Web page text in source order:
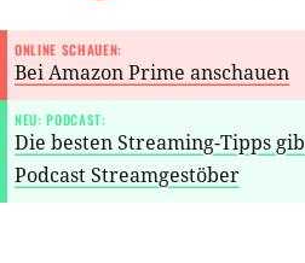
ONLINE SCHAUEN:
Bei Amazon Prime anschauen
NEU: PODCAST:
Die besten Streaming-Tipps
Podcast Streamgestöber